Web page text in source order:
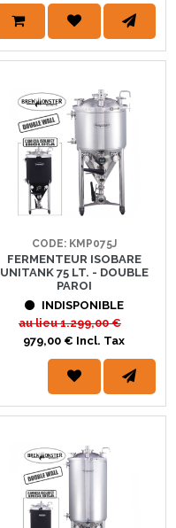
CODE: KMP075J
FERMENTEUR ISOBARE
UNITANK 75 LT. - DOUBLE
PAROI
INDISPONIBLE
au lieu1.299,00 €
979,00 € Incl. Tax